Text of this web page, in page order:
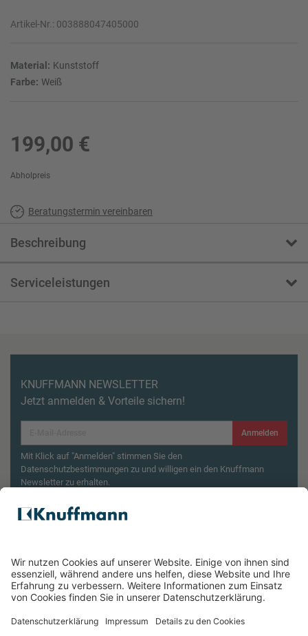
Artikel-Nr.: 003888047405000
Material: Kunststoff
Farbe: Weiß
199,00 €
Abholpreis
Beratungstermin vereinbaren
Beschreibung
Serviceleistungen
KNUFFMANN NEWSLETTER
Jetzt anmelden & Vorteile sichern!
Anmelden
Mit Klick auf "Anmelden" stimmen Sie den
Datenschutzbestimmungen zu und willigen ein den Knuffmann
Newsletter zu erhalten.
Aktionsbedingungen¹
Wasserkocher